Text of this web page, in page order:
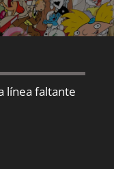
línea faltante